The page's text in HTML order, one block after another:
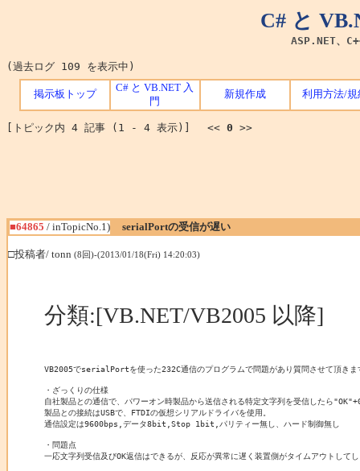
C# と
ASP.NET、
(過去ログ 109 を表示中)
掲示板トップ
C# と VB.NET 入
門
新規作成 利用方法/規
[トピック内 4 記事 (1 - 4 表示)] << 0 >>
■64865 / inTopicNo.1) serialPortの受信が遅い
□投稿者/ tonn (8回)-(2013/01/18(Fri) 14:20:03)
分類:[VB.NET/VB2005 以降]
VB2005でserialPortを使った232C通信のプログラムで問題があり質問させて頂きま
・ざっくりの仕様
自社製品との通信で、パワーオン時製品から送信される特定文字列を受信したら
製品との接続はUSBで、FTDIの仮想シリアルドライバを使用。
通信設定は9600bps,データ8bit,Stop 1bit,パリティー無し、ハード制御無し
・問題点
一応文字列受信及びOK返信はできるが、反応が異常に遅く装置側がタイムアウトして